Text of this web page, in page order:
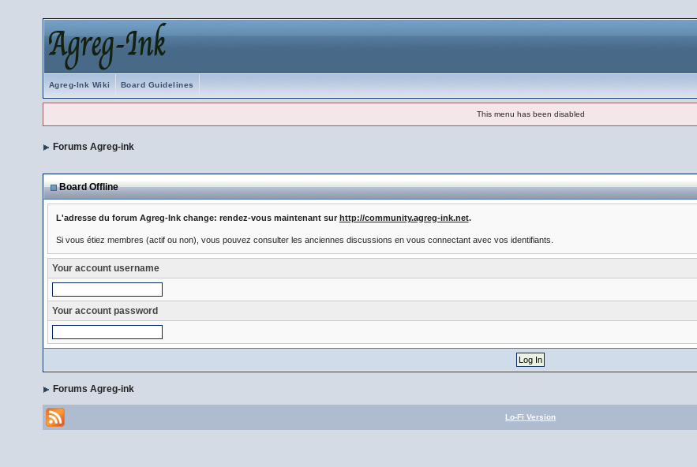
Agreg-Ink Wiki Board Guidelines
This menu has been disabled
Forums Agreg-ink
Board Offline
L'adresse du forum Agreg-Ink change: rendez-vous maintenant sur http://community.agreg-ink.net.
Si vous étiez membres (actif ou non), vous pouvez consulter les anciennes discussions en vous connectant avec vos identifiants.
Your account username
Your account password
Forums Agreg-ink
Lo-Fi Version